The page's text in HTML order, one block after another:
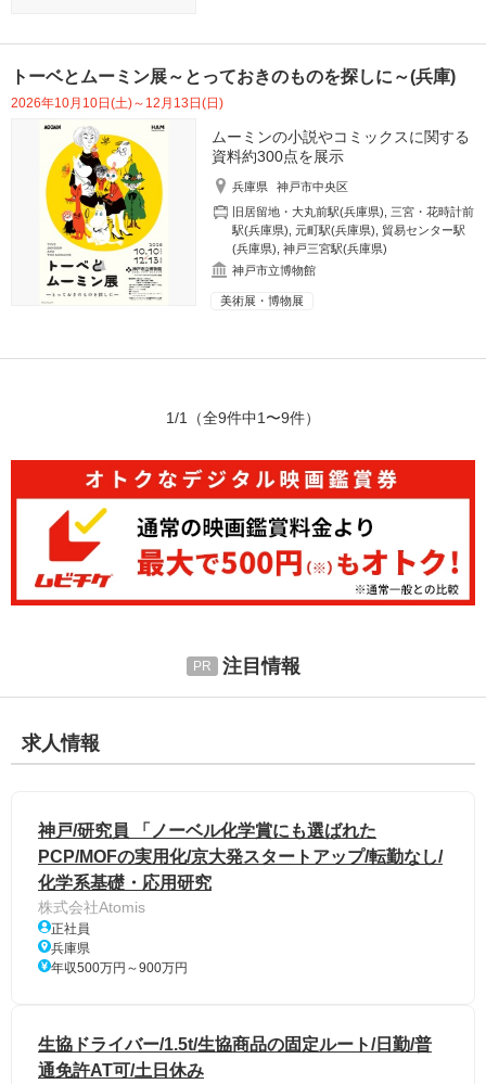
トーベとムーミン展～とっておきのものを探しに～(兵庫)
2026年10月10日(土)～12月13日(日)
ムーミンの小説やコミックスに関する
資料約300点を展示
兵庫県
神戸市中央区
旧居留地・大丸前駅(兵庫県)
三宮・花時計前
駅(兵庫県) ,元町駅(兵庫県)
貿易センター駅
(兵庫県) ,神戸三宮駅(兵庫県)
神戸市立博物館
美術展・博物展
1/1 （全9件中1〜9件）
注目情報
求人情報
神戸/研究員 「ノーベル化学賞にも選ばれた
PCP/MOFの実用化/京大発スタートアップ/転勤なし/
化学系基礎・応用研究
株式会社Atomis
正社員
兵庫県
年収500万円～900万円
生協ドライバー/1.5t/生協商品の固定ルート/日勤/普
通免許AT可/土日休み